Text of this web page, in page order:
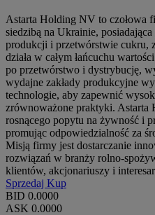
Astarta Holding NV to czołowa
siedzibą na Ukrainie,
produkcji i przetwórstwie cukru,
działa w całym łańcuchu
po przetwórstwo i dystrybucję,
wydajne zakłady produkcyjne
technologie, aby zapewnić
zrównoważone praktyki. Astarta
rosnącego popytu na żywność i
promując odpowiedzialność za
Misją firmy jest dostarczanie
rozwiązań w branży rolno-
klientów, akcjonariuszy i
Sprzedaj Kup
BID 0.0000
ASK 0.0000